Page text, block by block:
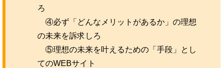
ろ
④必ず「どんなメリットがあるか」の理想
の未来を訴求しろ
⑤理想の未来を叶えるための「手段」とし
てのWEBサイト